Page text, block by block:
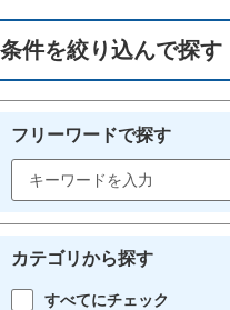
条件を絞り込んで探す
フリーワードで探す
カテゴリから探す
すべてにチェック